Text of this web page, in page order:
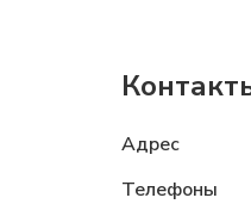
Адрес
Телефоны